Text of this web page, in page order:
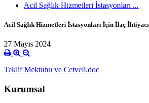
Acil Sağlık Hizmetleri İstasyonları ...
Acil Sağlık Hizmetleri İstasyonları İçin İlaç İhtiyacı
27 Mayıs 2024
Teklif Mektubu ve Cetveli.doc
Kurumsal